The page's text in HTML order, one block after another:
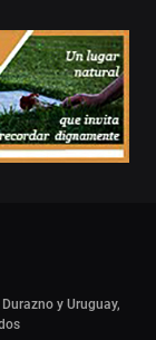
y Uruguay,